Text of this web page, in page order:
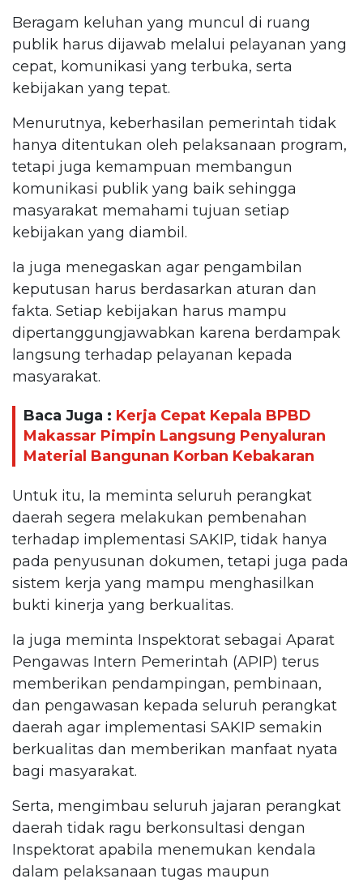
Beragam keluhan yang muncul di ruang
publik harus dijawab melalui pelayanan yang
cepat, komunikasi yang terbuka, serta
kebijakan yang tepat.
Menurutnya, keberhasilan pemerintah tidak
hanya ditentukan oleh pelaksanaan program,
tetapi juga kemampuan membangun
komunikasi publik yang baik sehingga
masyarakat memahami tujuan setiap
kebijakan yang diambil.
Ia juga menegaskan agar pengambilan
keputusan harus berdasarkan aturan dan
fakta. Setiap kebijakan harus mampu
dipertanggungjawabkan karena berdampak
langsung terhadap pelayanan kepada
masyarakat.
Baca Juga : Kerja Cepat Kepala BPBD
Makassar Pimpin Langsung Penyaluran
Material Bangunan Korban Kebakaran
Untuk itu, Ia meminta seluruh perangkat
daerah segera melakukan pembenahan
terhadap implementasi SAKIP, tidak hanya
pada penyusunan dokumen, tetapi juga pada
sistem kerja yang mampu menghasilkan
bukti kinerja yang berkualitas.
Ia juga meminta Inspektorat sebagai Aparat
Pengawas Intern Pemerintah (APIP) terus
memberikan pendampingan, pembinaan,
dan pengawasan kepada seluruh perangkat
daerah agar implementasi SAKIP semakin
berkualitas dan memberikan manfaat nyata
bagi masyarakat.
Serta, mengimbau seluruh jajaran perangkat
daerah tidak ragu berkonsultasi dengan
Inspektorat apabila menemukan kendala
dalam pelaksanaan tugas maupun